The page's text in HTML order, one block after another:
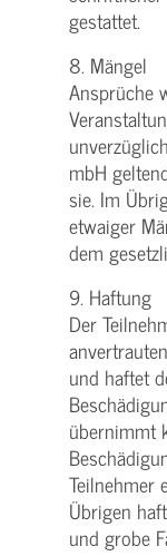
gestattet.
8. Mängel
Ansprüche
mbH
sie. Im
etwaiger
dem
9. Haftung
Der
und haftet
übernimmt
Teilnehmer
Übrigen
und grobe